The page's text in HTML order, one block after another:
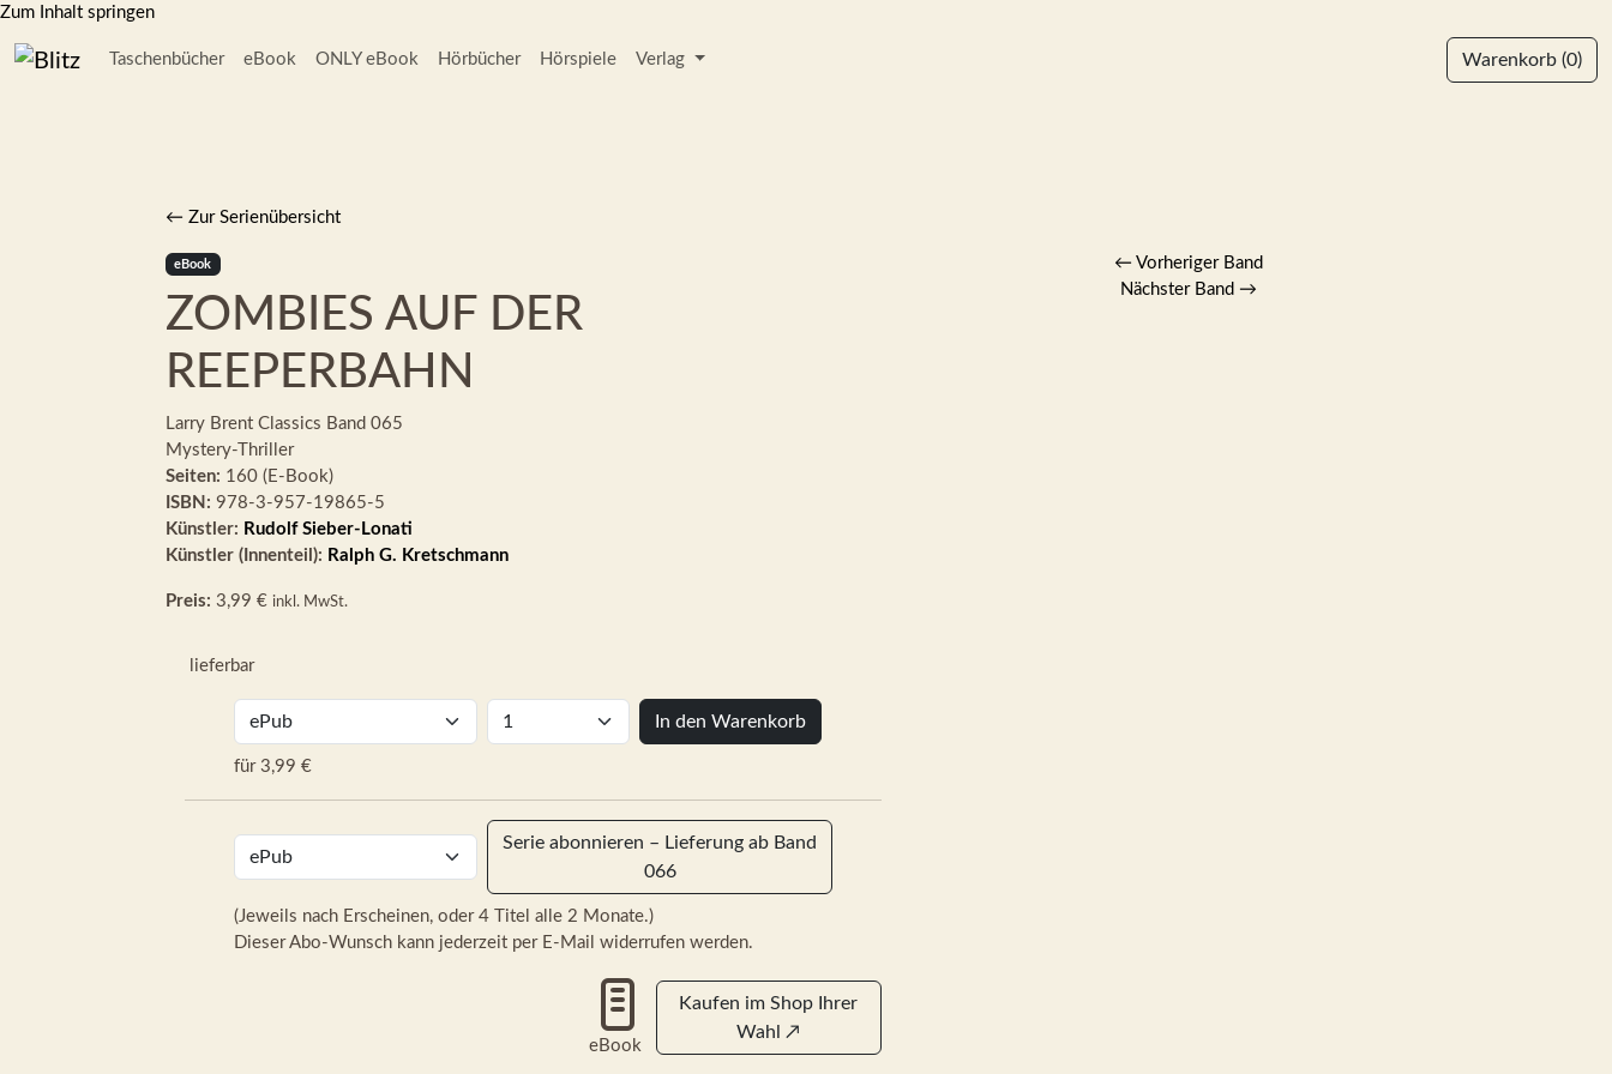
Zum Inhalt springen
Taschenbücher eBook ONLY eBook Hörbücher Hörspiele Verlag Warenkorb (0)
← Zur Serienübersicht
← Vorheriger Band
Nächster Band →
eBook
ZOMBIES AUF DER
REEPERBAHN
Larry Brent Classics Band 065
Mystery-Thriller
Seiten: 160 (E-Book)
ISBN: 978-3-957-19865-5
Künstler: Rudolf Sieber-Lonati
Künstler (Innenteil): Ralph G. Kretschmann
Preis: 3,99 € inkl. MwSt.
lieferbar
In den Warenkorb
für 3,99 €
Serie abonnieren – Lieferung ab Band
066
(Jeweils nach Erscheinen, oder 4 Titel alle 2 Monate.)
Dieser Abo-Wunsch kann jederzeit per E-Mail widerrufen werden.
eBook
Kaufen im Shop Ihrer
Wahl ↗